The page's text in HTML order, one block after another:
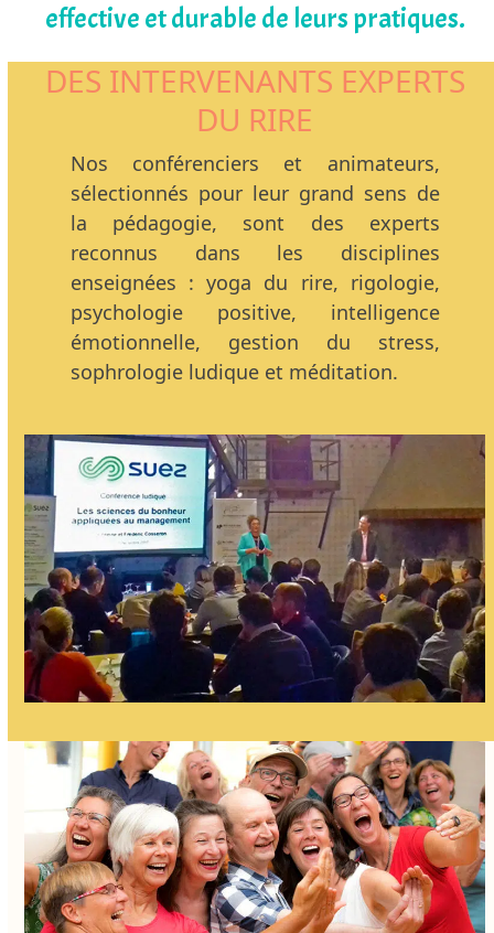
effective et durable de leurs pratiques.
DES INTERVENANTS EXPERTS
DU RIRE
Nos conférenciers et animateurs,
sélectionnés pour leur grand sens de
la pédagogie, sont des experts
reconnus dans les disciplines
enseignées : yoga du rire, rigologie,
psychologie positive, intelligence
émotionnelle, gestion du stress,
sophrologie ludique et méditation.